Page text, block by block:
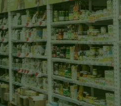
ПРО НАС